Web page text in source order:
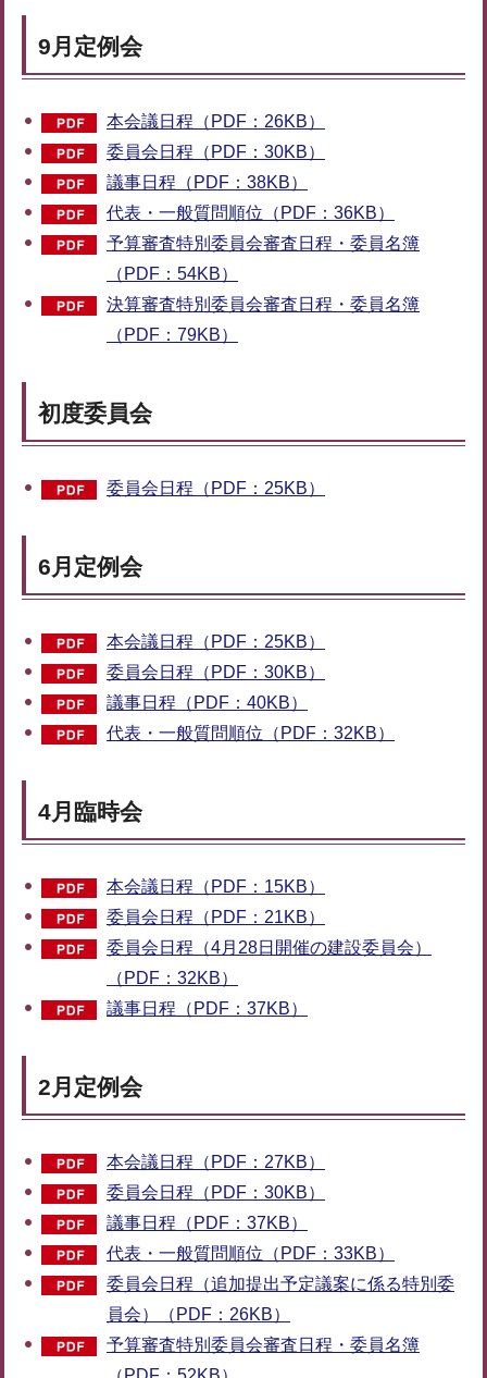
9月定例会
本会議日程（PDF：26KB）
委員会日程（PDF：30KB）
議事日程（PDF：38KB）
代表・一般質問順位（PDF：36KB）
予算審査特別委員会審査日程・委員名簿
（PDF：54KB）
決算審査特別委員会審査日程・委員名簿
（PDF：79KB）
初度委員会
委員会日程（PDF：25KB）
6月定例会
本会議日程（PDF：25KB）
委員会日程（PDF：30KB）
議事日程（PDF：40KB）
代表・一般質問順位（PDF：32KB）
4月臨時会
本会議日程（PDF：15KB）
委員会日程（PDF：21KB）
委員会日程（4月28日開催の建設委員会）
（PDF：32KB）
議事日程（PDF：37KB）
2月定例会
本会議日程（PDF：27KB）
委員会日程（PDF：30KB）
議事日程（PDF：37KB）
代表・一般質問順位（PDF：33KB）
委員会日程（追加提出予定議案に係る特別委
員会）（PDF：26KB）
予算審査特別委員会審査日程・委員名簿